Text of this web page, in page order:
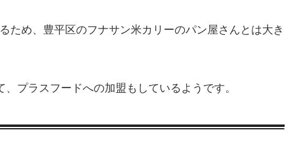
ため、豊平区のフナサン米カリーのパン屋さんとは大き
プラスフードへの加盟もしているようです。